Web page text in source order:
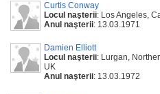
Curtis Conway
Locul naşterii: Los Angeles,
Anul naşterii: 13.03.1971
Damien Elliott
Locul naşterii: Lurgan,
UK
Anul naşterii: 13.03.1972